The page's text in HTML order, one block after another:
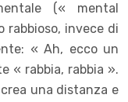
(« mental
rabbioso, invece di
« Ah, ecco un
« rabbia, rabbia ».
una distanza e